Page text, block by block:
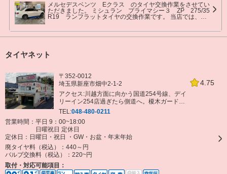
メルセデスベンツ Eクラス のタイヤ交換作業をさせてい
ただきました。 ミシュラン プライマシー３ ZP 275/35
R19 ランフラットタイヤの交換作業です。 当店では、ラ
い合わせください。 またのご来店をお待ちしております。
タイヤネット
4.75
〒352-0012
埼玉県新座市畑中2-1-2
アクセス:川越方面に向かう国道254号線、デイ
リーイン254店過ぎたら側道へ。榎木ガード交
差点のところ
TEL:048-480-0211
営業時間：平日 9：00~18:00
日曜祝日 定休日
定休日： 日曜日・祝日 ・GW・お盆・年末年始
廃タイヤ料（税込）： 440～円
バルブ交換料（税込）： 220~円
取付・対応可能項目：